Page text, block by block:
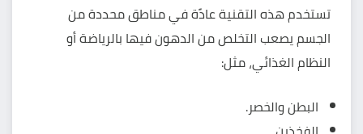
تستخدم هذه التقنية عادًة في مناطق محددة من
الجسم يصعب التخلص من الدهون فيها بالرياضة أو
النظام الغذائي، مثل:
البطن والخصر.